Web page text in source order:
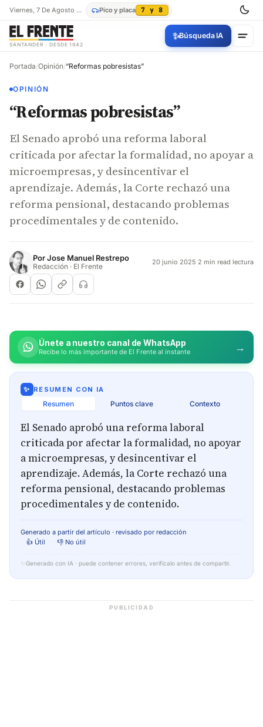
Viernes, 7 De Agosto De 2026 Pico y placa 7 y 8
SANTANDER · DESDE 1942
✨Búsqueda IA
Portada/Opinión/“Reformas pobresistas”
OPINIÓN
“Reformas pobresistas”
El Senado aprobó una reforma laboral
criticada por afectar la formalidad, no apoyar a
microempresas, y desincentivar el
aprendizaje. Además, la Corte rechazó una
reforma pensional, destacando problemas
procedimentales y de contenido.
PorJose Manuel Restrepo
Redacción · El Frente 20 junio 2025·2 min read lectura
Únete a nuestro canal de WhatsApp
Recibe lo más importante de El Frente al instante →
✨ RESUMEN CON IA
Resumen Puntos clave Contexto
El Senado aprobó una reforma laboral
criticada por afectar la formalidad, no apoyar
a microempresas, y desincentivar el
aprendizaje. Además, la Corte rechazó una
reforma pensional, destacando problemas
procedimentales y de contenido.
Generado a partir del artículo · revisado por redacción
👍 Útil
👎 No útil
✨ Generado con IA · puede contener errores, verifícalo antes de compartir.
PUBLICIDAD